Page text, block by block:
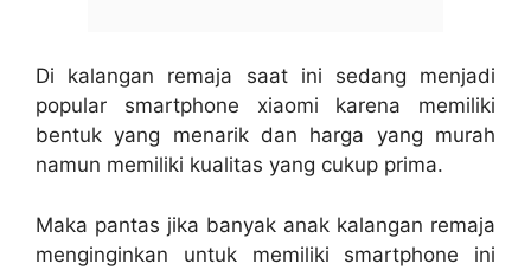
Di kalangan remaja saat ini sedang menjadi
popular smartphone xiaomi karena memiliki
bentuk yang menarik dan harga yang murah
namun memiliki kualitas yang cukup prima.
Maka pantas jika banyak anak kalangan remaja
menginginkan untuk memiliki smartphone ini